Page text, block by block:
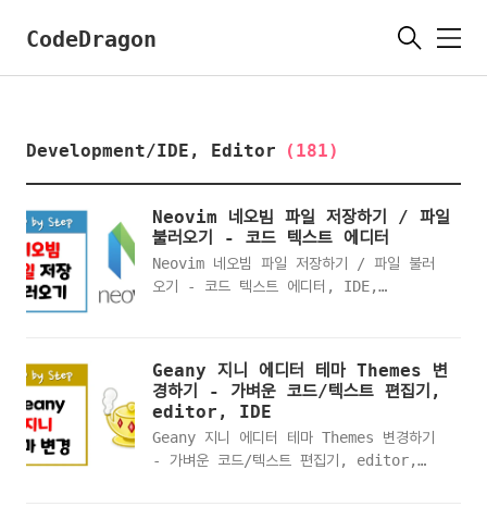
CodeDragon
메
Development/IDE, Editor (181)
Neovim 네오빔 파일 저장하기 / 파일
불러오기 - 코드 텍스트 에디터
Neovim 네오빔 파일 저장하기 / 파일 불러
오기 - 코드 텍스트 에디터, IDE,
기 - 파일 생성 확인하기Neovim 네오빔 다
시 실행하기Neovim 네오빔 - 명령모드
Neovim 네오빔 - 파일 불러오기Neovim 네
오빔 - 불러온 파일 내용 확인하기Neovim
네오빔 - 불러온 파일에 내용 추가하기
Geany 지니 에디터 테마 Themes 변
경하기 - 가벼운 코드/텍스트 편집기,
editor, IDE
Geany 지니 에디터 테마 Themes 변경하기
- 가벼운 코드/텍스트 편집기, editor,